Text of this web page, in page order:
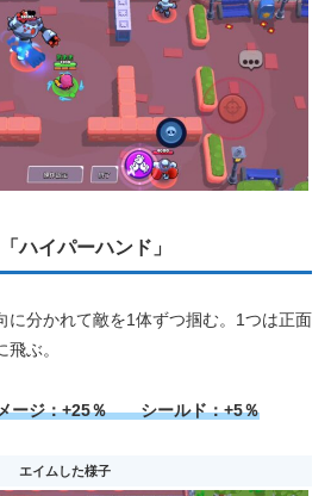
ハイパーハンド」
に分かれて敵を1体ずつ掴む。1つは正面
ぶ。
ージ：+25％ シールド：+5％
エイムした様子